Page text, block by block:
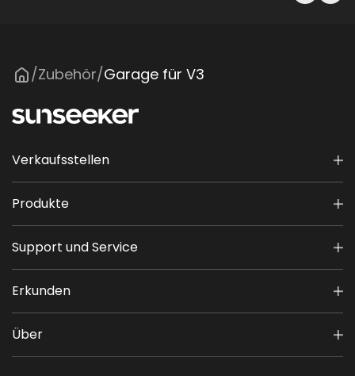
/Zubehör/Garage für V3
Verkaufsstellen
Produkte
Support und Service
Erkunden
Über